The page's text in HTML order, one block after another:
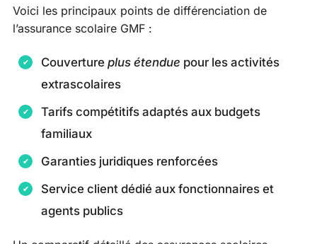
Voici les principaux points de différenciation de
l’assurance scolaire GMF :
Couverture plus étendue pour les activités
extrascolaires
Tarifs compétitifs adaptés aux budgets
familiaux
Garanties juridiques renforcées
Service client dédié aux fonctionnaires et
agents publics